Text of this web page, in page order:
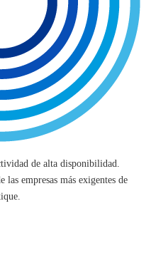
de alta disponibilidad.
empresas más exigentes de